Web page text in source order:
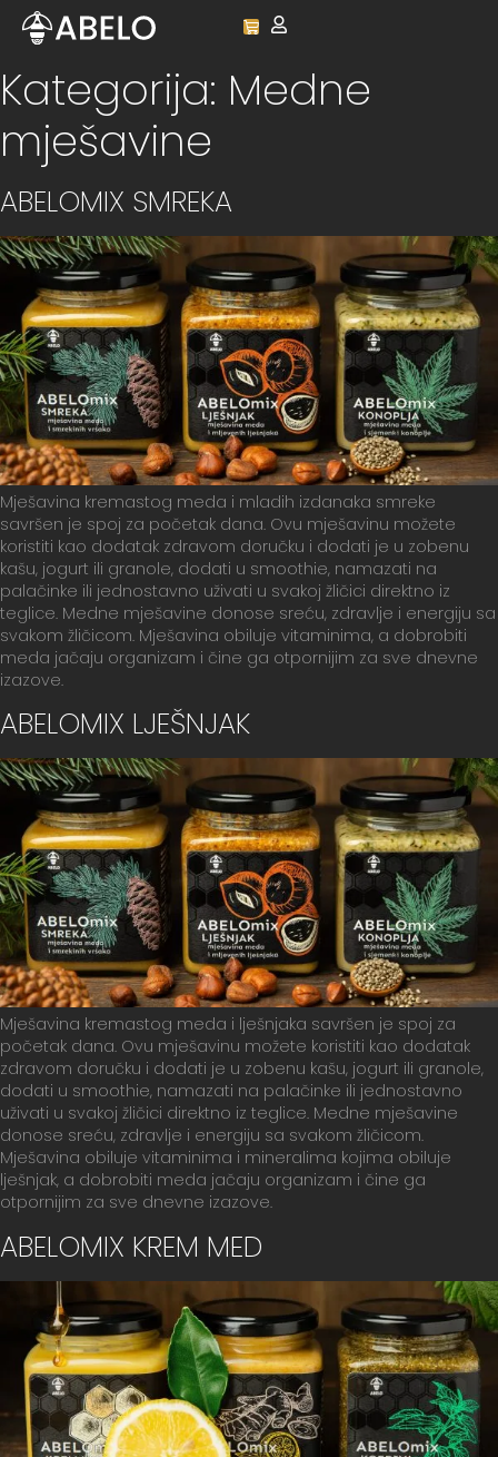
content
Kategorija: Medne
mješavine
ABELOMIX SMREKA
Mješavina kremastog meda i mladih izdanaka smreke
savršen je spoj za početak dana. Ovu mješavinu možete
koristiti kao dodatak zdravom doručku i dodati je u zobenu
kašu, jogurt ili granole, dodati u smoothie, namazati na
palačinke ili jednostavno uživati u svakoj žličici direktno iz
teglice. Medne mješavine donose sreću, zdravlje i energiju sa
svakom žličicom. Mješavina obiluje vitaminima, a dobrobiti
meda jačaju organizam i čine ga otpornijim za sve dnevne
izazove.
ABELOMIX LJEŠNJAK
Mješavina kremastog meda i lješnjaka savršen je spoj za
početak dana. Ovu mješavinu možete koristiti kao dodatak
zdravom doručku i dodati je u zobenu kašu, jogurt ili granole,
dodati u smoothie, namazati na palačinke ili jednostavno
uživati u svakoj žličici direktno iz teglice. Medne mješavine
donose sreću, zdravlje i energiju sa svakom žličicom.
Mješavina obiluje vitaminima i mineralima kojima obiluje
lješnjak, a dobrobiti meda jačaju organizam i čine ga
otpornijim za sve dnevne izazove.
ABELOMIX KREM MED